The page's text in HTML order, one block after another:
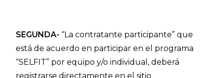
SEGUNDA- “La contratante participante” que
está de acuerdo en participar en el programa
“SELFIT” por equipo y/o individual, deberá
registrarse directamente en el sitio